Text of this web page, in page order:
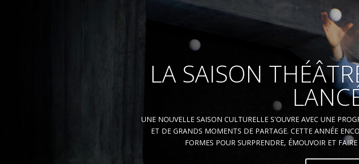
LA SAISON
UNE NOUVELLE SAISON CULTURELLE S'OUVRE AVEC UNE
ET DE GRANDS MOMENTS DE PARTAGE. CETTE ANNÉE
FORMES POUR SURPRENDRE, ÉMOUVOIR ET